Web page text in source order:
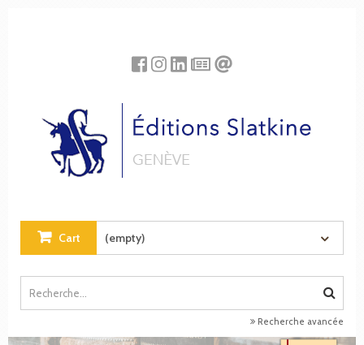
Cart (empty)
Recherche avancée